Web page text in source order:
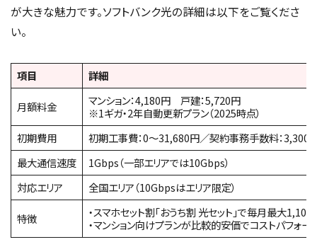
が大きな魅力です。ソフトバンク光の詳細は以下をご覧くださ
い。
項目 詳細
月額料金
マンション：4,180円 戸建：5,720円
※1ギガ・2年自動更新プラン（2025時点）
初期費用
初期工事費：0〜31,680円／契約事務手数料：3,300
最大通信速度
1Gbps（一部エリアでは10Gbps）
対応エリア
全国エリア（10Gbpsはエリア限定）
特徴
・スマホセット割「おうち割 光セット」で毎月最大
・マンション向けプランが比較的安価でコストパフォー